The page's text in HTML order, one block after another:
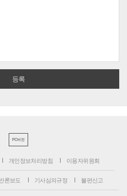
PC버전
개인정보처리방침 이용자위원회
론보도 기사심의규정 불편신고